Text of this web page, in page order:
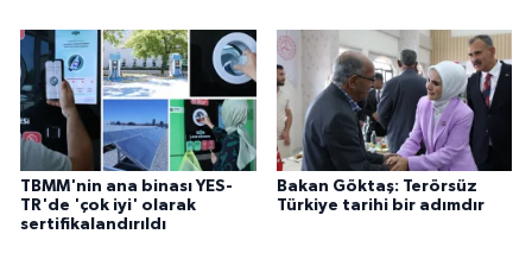
TBMM'nin ana binası YES-
TR'de 'çok iyi' olarak
sertifikalandırıldı
Bakan Göktaş: Terörsüz
Türkiye tarihi bir adımdır